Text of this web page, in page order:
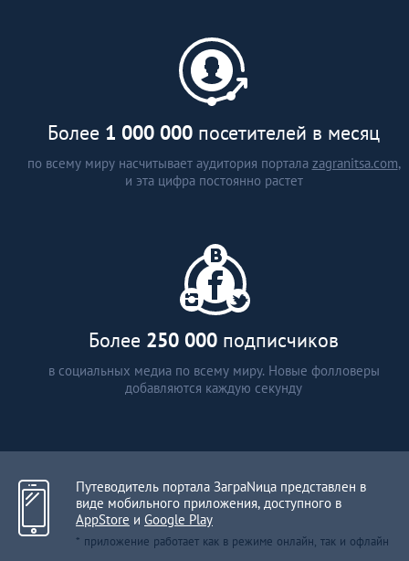
аналитические статьи
интервью с экспертами
Более 1 000 000 посетителей в месяц
по всему миру насчитывает аудитория портала zagranitsa.com,
и эта цифра постоянно растет
Более 250 000 подписчиков
в социальных медиа по всему миру. Новые фолловеры
добавляются каждую секунду
Путеводитель портала ЗаграNица представлен в
виде мобильного приложения, доступного в
AppStore и Google Play
* приложение работает как в режиме онлайн, так и офлайн